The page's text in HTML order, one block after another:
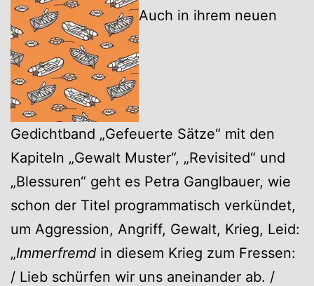
Auch in ihrem neuen
Gedichtband „Gefeuerte Sätze“ mit den
Kapiteln „Gewalt Muster“, „Revisited“ und
„Blessuren“ geht es Petra Ganglbauer, wie
schon der Titel programmatisch verkündet,
um Aggression, Angriff, Gewalt, Krieg, Leid:
„Immerfremd in diesem Krieg zum Fressen:
/ Lieb schürfen wir uns aneinander ab. /